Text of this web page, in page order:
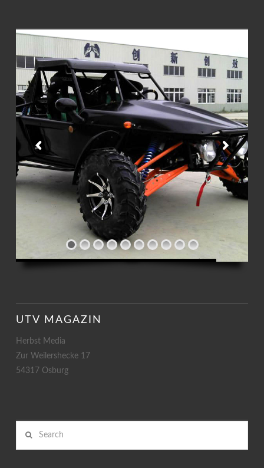
UTV MAGAZIN
Herbst Media
Zur Weilershecke 17
54317 Osburg